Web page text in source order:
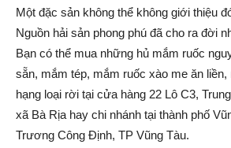
Một đặc sản không thể không giới thiệu
Nguồn hải sản phong phú đã cho ra đời
Bạn có thể mua những hủ mắm ruốc
sẵn, mắm tép, mắm ruốc xào me ăn
hạng loại rời tại cửa hàng 22 Lô C3,
xã Bà Rịa hay chi nhánh tại thành phố
Trương Công Định, TP Vũng Tàu.